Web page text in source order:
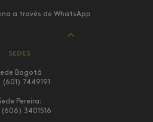
a través de WhatsApp
SEDES
Bogotá
(601) 7449191
Pereira:
(606) 3401516